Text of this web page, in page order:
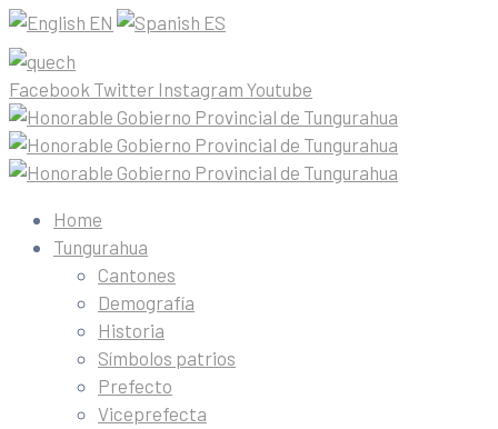
EN ES
Facebook Twitter Instagram Youtube
Home
Tungurahua
Cantones
Demografía
Historia
Símbolos patrios
Prefecto
Viceprefecta